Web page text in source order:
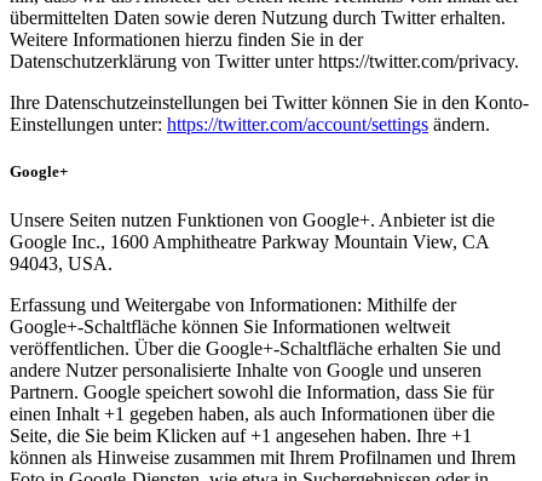
übermittelten Daten sowie deren Nutzung durch Twitter erhalten.
Weitere Informationen hierzu finden Sie in der
Datenschutzerklärung von Twitter unter https://twitter.com/privacy.
Ihre Datenschutzeinstellungen bei Twitter können Sie in den Konto-
Einstellungen unter: https://twitter.com/account/settings ändern.
Google+
Unsere Seiten nutzen Funktionen von Google+. Anbieter ist die
Google Inc., 1600 Amphitheatre Parkway Mountain View, CA
94043, USA.
Erfassung und Weitergabe von Informationen: Mithilfe der
Google+-Schaltfläche können Sie Informationen weltweit
veröffentlichen. Über die Google+-Schaltfläche erhalten Sie und
andere Nutzer personalisierte Inhalte von Google und unseren
Partnern. Google speichert sowohl die Information, dass Sie für
einen Inhalt +1 gegeben haben, als auch Informationen über die
Seite, die Sie beim Klicken auf +1 angesehen haben. Ihre +1
können als Hinweise zusammen mit Ihrem Profilnamen und Ihrem